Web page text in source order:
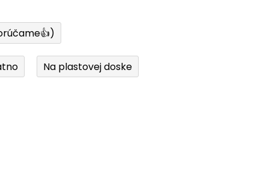
Na plastovej doske